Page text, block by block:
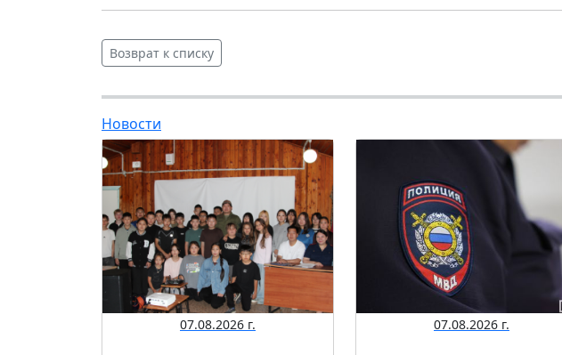
Возврат к списку
Новости
07.08.2026 г. 07.08.2026 г.